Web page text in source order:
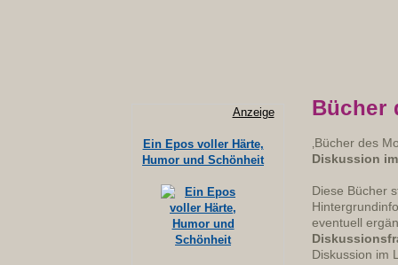
Bücher
‚Bücher des
Diskussion
Diese Bücher
eventuell
Diskussion im
Anzeige
Ein Epos voller Härte,
Humor und Schönheit